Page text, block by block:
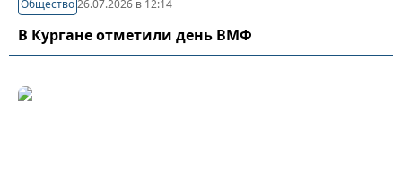
Общество26.07.2026 в 12:14
В Кургане отметили день ВМФ